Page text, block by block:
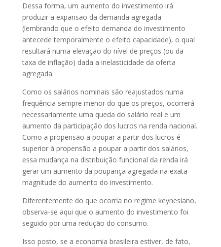
Dessa forma, um aumento do investimento irá
produzir a expansão da demanda agregada
(lembrando que o efeito demanda do investimento
antecede temporalmente o efeito capacidade), o qual
resultará numa elevação do nível de preços (ou da
taxa de inflação) dada a inelasticidade da oferta
agregada.
Como os salários nominais são reajustados numa
frequência sempre menor do que os preços, ocorrerá
necessariamente uma queda do salário real e um
aumento da participação dos lucros na renda nacional.
Como a propensão a poupar a partir dos lucros é
superior à propensão a poupar a partir dos salários,
essa mudança na distribuição funcional da renda irá
gerar um aumento da poupança agregada na exata
magnitude do aumento do investimento.
Diferentemente do que ocorria no regime keynesiano,
observa-se aqui que o aumento do investimento foi
seguido por uma redução do consumo.
Isso posto, se a economia brasileira estiver, de fato,